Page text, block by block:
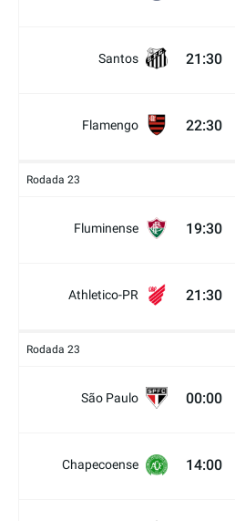
Santos 21:30
Flamengo 22:30
Rodada 23
Fluminense 19:30
Athletico-PR 21:30
Rodada 23
São Paulo 00:00
Chapecoense 14:00